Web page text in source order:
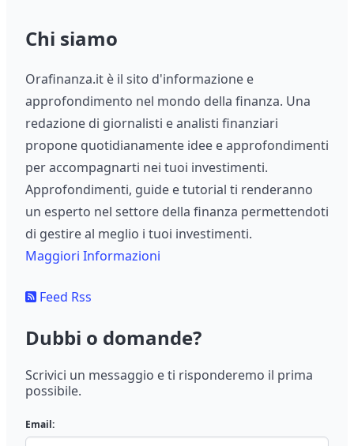
Chi siamo
Orafinanza.it è il sito d'informazione e
approfondimento nel mondo della finanza. Una
redazione di giornalisti e analisti finanziari
propone quotidianamente idee e approfondimenti
per accompagnarti nei tuoi investimenti.
Approfondimenti, guide e tutorial ti renderanno
un esperto nel settore della finanza permettendoti
di gestire al meglio i tuoi investimenti.
Maggiori Informazioni
Feed Rss
Dubbi o domande?
Scrivici un messaggio e ti risponderemo il prima
possibile.
Email: